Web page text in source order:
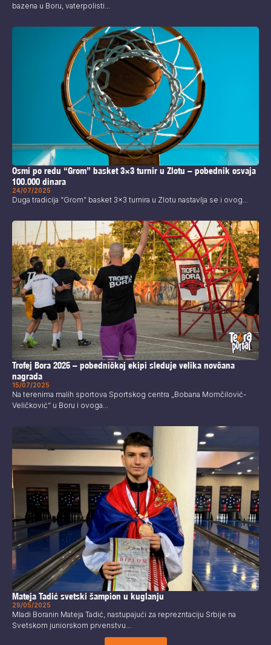
bazena u Boru, vaterpolisti...
Osmi po redu “Grom” basket 3×3 turnir u Zlotu – pobednik osvaja
100.000 dinara
24/07/2025
Duga tradicija “Grom” basket 3x3 turnira u Zlotu nastavlja se i ovog...
Trofej Bora 2025 – pobedničkoj ekipi sleduje velika novčana
nagrada
15/07/2025
Na terenima malih sportova Sportskog centra „Bobana Momčilović-
Veličković“ u Boru i ovoga...
Mateja Tadić svetski šampion u kuglanju
29/05/2025
Mladi Boranin Mateja Tadić, nastupajući za reprezntaciju Srbije na
Svetskom juniorskom prvenstvu...